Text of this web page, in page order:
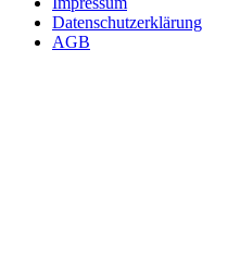
Datenschutzerklärung
AGB